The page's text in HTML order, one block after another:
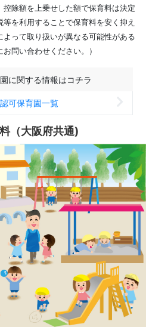
除額を上乗せした額で保育料は決定
を利用することで保育料を安く抑え
って取り扱いが異なる可能性がある
問い合わせください。）
に関する情報はコチラ
可保育園一覧
（大阪府共通)